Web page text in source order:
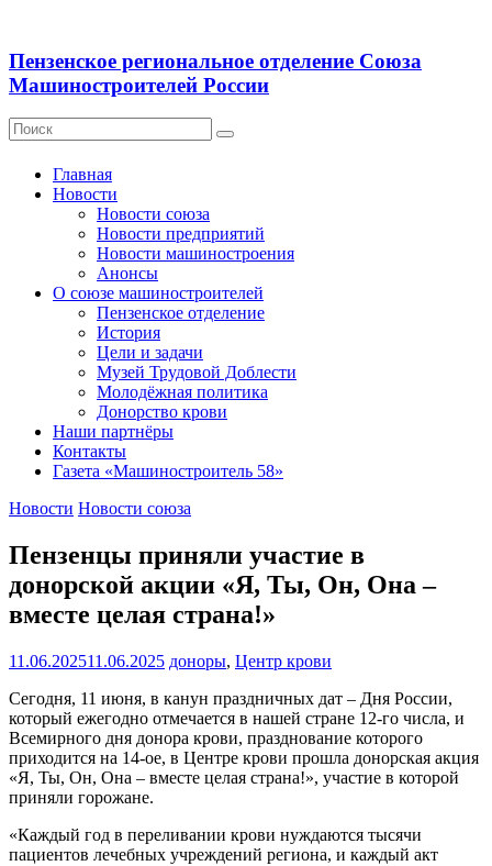
Пензенское региональное отделение Союза
Машиностроителей России
Главная
Новости
Новости союза
Новости предприятий
Новости машиностроения
Анонсы
О союзе машиностроителей
Пензенское отделение
История
Цели и задачи
Музей Трудовой Доблести
Молодёжная политика
Донорство крови
Наши партнёры
Контакты
Газета «Машиностроитель 58»
Новости Новости союза
Пензенцы приняли участие в
донорской акции «Я, Ты, Он, Она –
вместе целая страна!»
11.06.202511.06.2025 доноры, Центр крови
Сегодня, 11 июня, в канун праздничных дат – Дня России,
который ежегодно отмечается в нашей стране 12-го числа, и
Всемирного дня донора крови, празднование которого
приходится на 14-ое, в Центре крови прошла донорская акция
«Я, Ты, Он, Она – вместе целая страна!», участие в которой
приняли горожане.
«Каждый год в переливании крови нуждаются тысячи
пациентов лечебных учреждений региона, и каждый акт